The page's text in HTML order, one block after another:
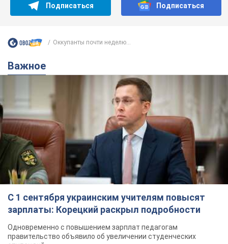
С 1 сентября украинским учителям повысят
зарплаты: Корецкий раскрыл подробности
Одновременно с повышением зарплат педагогам
правительство объявило об увеличении студенческих
стипендий
7.08.2026 00:29 12,0 т.
перехватила украинская ПВО в
июле: в Минобороны назвали цифру
Украинская ПВО работала в условиях
дефицита ракет-перехватчиков